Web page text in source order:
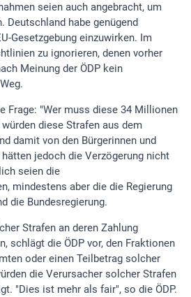
seien auch angebracht, um
Deutschland habe genügend
Gesetzgebung einzuwirken. Im
zu ignorieren, denen vorher
Meinung der ÖDP kein
Frage: "Wer muss diese 34 Millionen
diese Strafen aus dem
damit von den Bürgerinnen und
jedoch die Verzögerung nicht
seien die
mindestens aber die die Regierung
die Bundesregierung.
Strafen an deren Zahlung
schlägt die ÖDP vor, den Fraktionen
oder einen Teilbetrag solcher
die Verursacher solcher Strafen
"Dies ist mehr als fair", so die ÖDP.